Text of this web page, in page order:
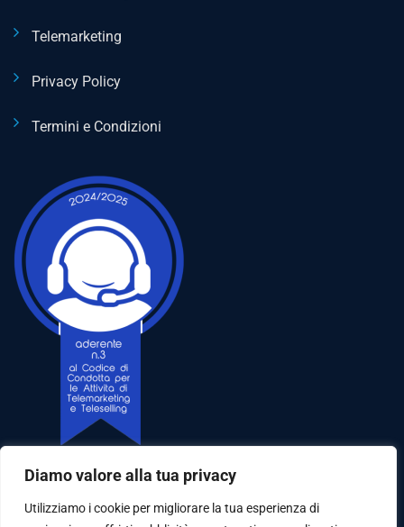
Diamo valore alla tua privacy
Utilizziamo i cookie per migliorare la tua esperienza di
Telemarketing
Privacy Policy
Termini e Condizioni